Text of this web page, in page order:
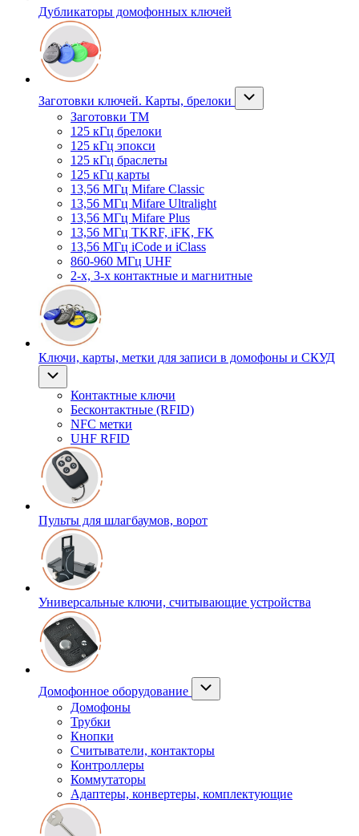
Дубликаторы домофонных ключей
Заготовки ключей. Карты, брелоки
Заготовки ТМ
125 кГц брелоки
125 кГц эпокси
125 кГц браслеты
125 кГц карты
13,56 МГц Mifare Classic
13,56 МГц Mifare Ultralight
13,56 МГц Mifare Plus
13,56 МГц TKRF, iFK, FK
13,56 МГц iCode и iClass
860-960 МГц UHF
2-х, 3-х контактные и магнитные
Ключи, карты, метки для записи в домофоны и СКУД
Контактные ключи
Бесконтактные (RFID)
NFC метки
UHF RFID
Пульты для шлагбаумов, ворот
Универсальные ключи, считывающие устройства
Домофонное оборудование
Домофоны
Трубки
Кнопки
Считыватели, контакторы
Контроллеры
Коммутаторы
Адаптеры, конвертеры, комплектующие